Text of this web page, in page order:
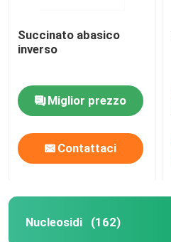
Succinato abasico
inverso
Miglior prezzo
Contattaci
Nucleosidi (162)